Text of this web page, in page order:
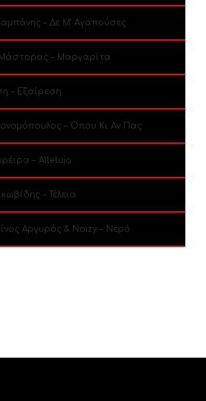
– Δε Μ’ Αγαπούσες
– Μαργαρίτα
– Εξαίρεση
– Όπου Κι Αν Πας
– Alleluia
– Τέλεια
Αργυρός & Noizy – Νερό